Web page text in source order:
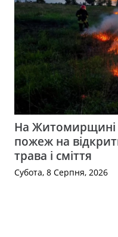
На Житомирщині
пожеж на
трава і сміття
Субота, 8 Серпня, 2026